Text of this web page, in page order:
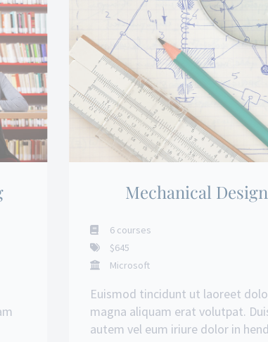
Mechanical Design
6 courses
$645
Microsoft
Euismod tincidunt ut laoreet
magna aliquam erat volutpat.
autem vel eum iriure dolor in